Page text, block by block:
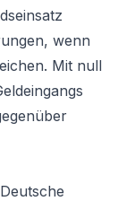
wenn
. Mit null